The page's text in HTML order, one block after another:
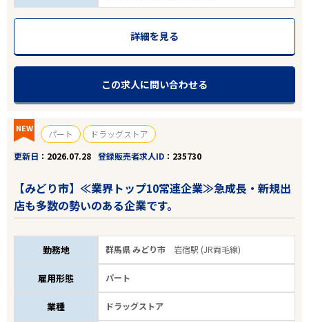
詳細を見る
この求人に問い合わせる
NEW パート
ドラッグストア
更新日
2026.07.28 登録販売者求人ID 235730
【みどり市】≪業界トップ10常連企業≫急成長・新規出
店も多数の勢いのある企業です。
勤務地 群馬県 みどり市 岩宿駅 (JR両毛線)
雇用形態 パート
業種 ドラッグストア